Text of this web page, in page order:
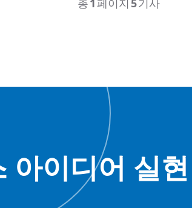
총1페이지 5기사
아이디어 실현